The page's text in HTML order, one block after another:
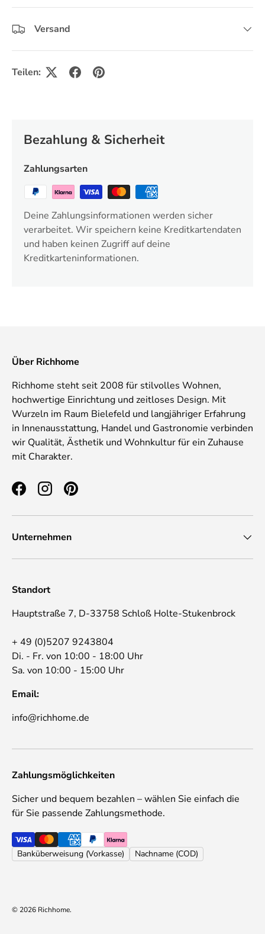
Versand
Teilen:
Bezahlung & Sicherheit
Zahlungsarten
Deine Zahlungsinformationen werden sicher
verarbeitet. Wir speichern keine Kreditkartendaten
und haben keinen Zugriff auf deine
Kreditkarteninformationen.
Über Richhome
Richhome steht seit 2008 für stilvolles Wohnen,
hochwertige Einrichtung und zeitloses Design. Mit
Wurzeln im Raum Bielefeld und langjähriger Erfahrung
in Innenausstattung, Handel und Gastronomie verbinden
wir Qualität, Ästhetik und Wohnkultur für ein Zuhause
mit Charakter.
FacebookInstagramPinterest
Unternehmen
Standort
Hauptstraße 7, D-33758 Schloß Holte-Stukenbrock
+ 49 (0)5207 9243804
Di. - Fr. von 10:00 - 18:00 Uhr
Sa. von 10:00 - 15:00 Uhr
Email:
info@richhome.de
Zahlungsmöglichkeiten
Sicher und bequem bezahlen – wählen Sie einfach die
für Sie passende Zahlungsmethode.
Banküberweisung (Vorkasse) Nachname (COD)
© 2026 Richhome.